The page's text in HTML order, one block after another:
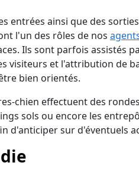
entrées ainsi que des
l'un des rôles de nos
Ils sont parfois assistés
visiteurs et l'attribution de
bien orientés.
chien effectuent des
sols ou encore les
d'anticiper sur d'éventuels